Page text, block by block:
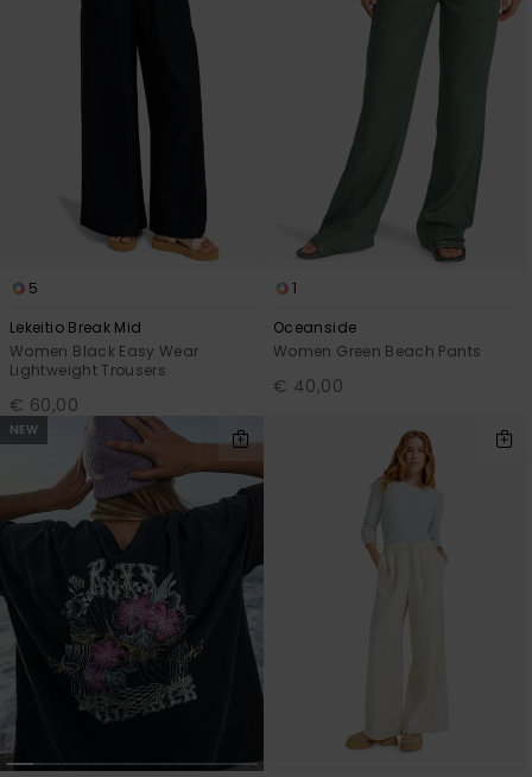
5
Lekeitio Break Mid
Women Black Easy Wear
Lightweight Trousers
€ 60,00
1
Oceanside
Women Green Beach Pants
€ 40,00
NEW